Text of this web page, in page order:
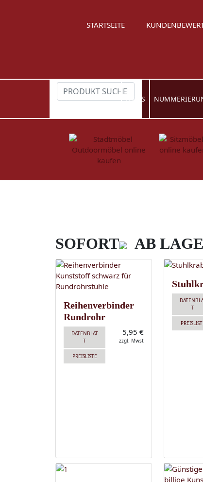
STARTSEITE
NEWS
SOFORT AB
Reihenverbinder
Rundrohr
DATENBLAT
T
PREISLISTE
5,95 €
zzgl. Mwst
T